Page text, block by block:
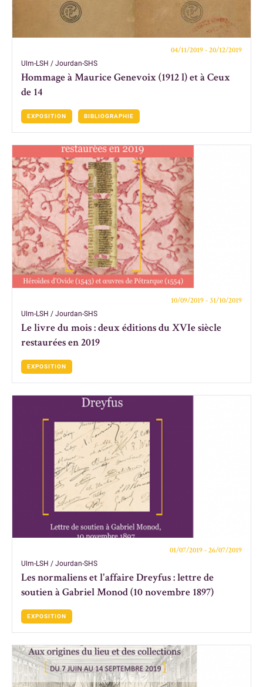
04/11/2019 - 20/12/2019
Ulm-LSH / Jourdan-SHS
Hommage à Maurice Genevoix (1912 l) et à Ceux
de 14
EXPOSITION BIBLIOGRAPHIE
10/09/2019 - 31/10/2019
Ulm-LSH / Jourdan-SHS
Le livre du mois : deux éditions du XVIe siècle
restaurées en 2019
EXPOSITION
01/07/2019 - 26/07/2019
Ulm-LSH / Jourdan-SHS
Les normaliens et l'affaire Dreyfus : lettre de
soutien à Gabriel Monod (10 novembre 1897)
EXPOSITION